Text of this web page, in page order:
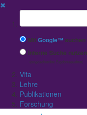
✖
Suchbegriff
MitGoogle™ suchen
Interne Suche nutzen
(eingeschränkte Ergebnisqualität)
Vita
Lehre
Publikationen
Forschung